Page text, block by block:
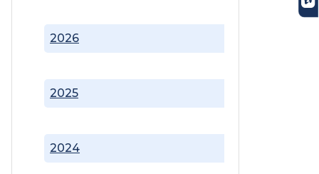
2024
2025
2026